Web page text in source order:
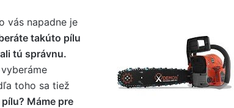
vás napadne je
takúto pílu
tú správnu.
toho sa tiež
Máme pre